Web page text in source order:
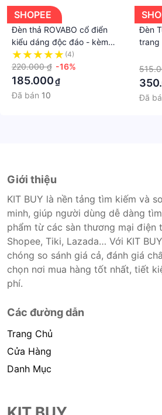
SHOPEE
Đèn thả ROVABO cổ điển
kiểu dáng độc đáo - kèm
bóng Led chuyên dụng
(4)
220.000 ₫ -16%
185.000₫
Đã bán 10
Đèn
trang
Đèn
Đã
Giới thiệu
KIT BUY là nền tảng tìm kiếm và
minh, giúp người dùng dễ dàng
phẩm từ các sàn thương mại điện
Shopee, Tiki, Lazada… Với KIT
chóng so sánh giá cả, đánh giá
chọn nơi mua hàng tốt nhất, tiết
phí.
Các đường dẫn
Trang Chủ
Cửa Hàng
Danh Mục